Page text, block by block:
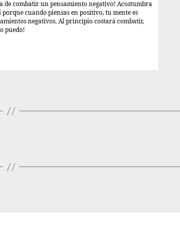
de combatir un pensamiento negativo! Acostumbra
cuando piensas en positivo, tu mente es
negativos. Al principio costará combatir,
puedo!